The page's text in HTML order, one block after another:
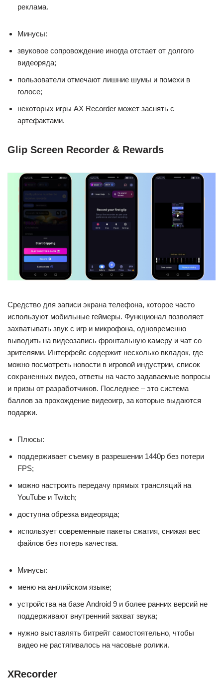
реклама.
Минусы:
звуковое сопровождение иногда отстает от долгого
видеоряда;
пользователи отмечают лишние шумы и помехи в
голосе;
некоторых игры AX Recorder может заснять с
артефактами.
Glip Screen Recorder & Rewards
Средство для записи экрана телефона, которое часто
используют мобильные геймеры. Функционал позволяет
захватывать звук с игр и микрофона, одновременно
выводить на видеозапись фронтальную камеру и чат со
зрителями. Интерфейс содержит несколько вкладок, где
можно посмотреть новости в игровой индустрии, список
сохраненных видео, ответы на часто задаваемые вопросы
и призы от разработчиков. Последнее – это система
баллов за прохождение видеоигр, за которые выдаются
подарки.
Плюсы:
поддерживает съемку в разрешении 1440p без потери
FPS;
можно настроить передачу прямых трансляций на
YouTube и Twitch;
доступна обрезка видеоряда;
использует современные пакеты сжатия, снижая вес
файлов без потерь качества.
Минусы:
меню на английском языке;
устройства на базе Android 9 и более ранних версий не
поддерживают внутренний захват звука;
нужно выставлять битрейт самостоятельно, чтобы
видео не растягивалось на часовые ролики.
XRecorder